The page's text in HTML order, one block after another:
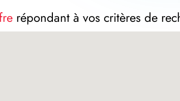
répondant à vos critères de